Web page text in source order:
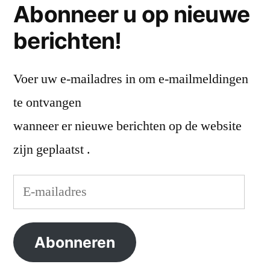
Abonneer u op nieuwe
berichten!
Voer uw e-mailadres in om e-mailmeldingen
te ontvangen
wanneer er nieuwe berichten op de website
zijn geplaatst .
E-
mailadres
Abonneren